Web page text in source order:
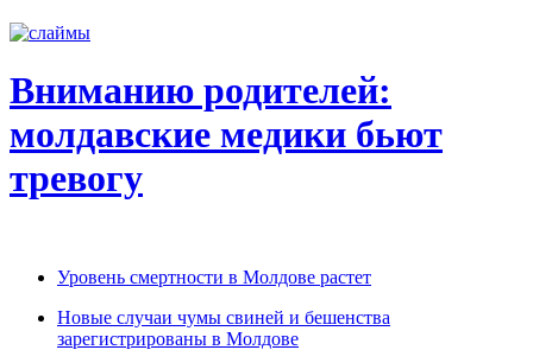
Вниманию родителей:
молдавские медики бьют
тревогу
Уровень смертности в Молдове растет
Новые случаи чумы свиней и бешенства
зарегистрированы в Молдове